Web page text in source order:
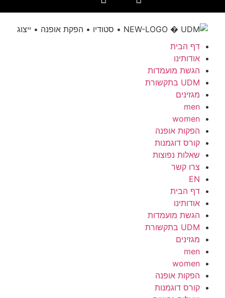
דף הבית
אודותינו
הגשת מועמדות
UDM בתקשורת
מגזינים
men
women
הפקות אופנה
קורס דוגמנות
שאלות נפוצות
צרו קשר
EN
דף הבית
אודותינו
הגשת מועמדות
UDM בתקשורת
מגזינים
men
women
הפקות אופנה
קורס דוגמנות